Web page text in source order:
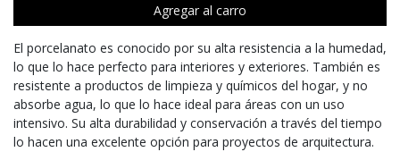
Agregar al carro
El porcelanato es conocido por su alta resistencia a la humedad,
lo que lo hace perfecto para interiores y exteriores. También es
resistente a productos de limpieza y químicos del hogar, y no
absorbe agua, lo que lo hace ideal para áreas con un uso
intensivo. Su alta durabilidad y conservación a través del tiempo
lo hacen una excelente opción para proyectos de arquitectura.